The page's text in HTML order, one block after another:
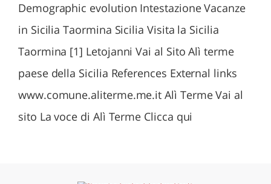
Demographic evolution Intestazione Vacanze
in Sicilia Taormina Sicilia Visita la Sicilia
Taormina [1] Letojanni Vai al Sito Alì terme
paese della Sicilia References External links
www.comune.aliterme.me.it Alì Terme Vai al
sito La voce di Alì Terme Clicca qui